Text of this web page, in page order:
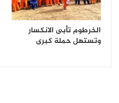
الخرطوم تأبى الانكسار
وتستهل حملة كبرى